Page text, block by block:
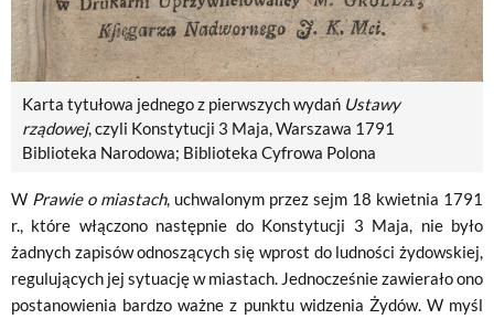
Karta tytułowa jednego z pierwszych wydań Ustawy
rządowej, czyli Konstytucji 3 Maja, Warszawa 1791
Biblioteka Narodowa; Biblioteka Cyfrowa Polona
W Prawie o miastach, uchwalonym przez sejm 18 kwietnia 1791
r., które włączono następnie do Konstytucji 3 Maja, nie było
żadnych zapisów odnoszących się wprost do ludności żydowskiej,
regulujących jej sytuację w miastach. Jednocześnie zawierało ono
postanowienia bardzo ważne z punktu widzenia Żydów. W myśl